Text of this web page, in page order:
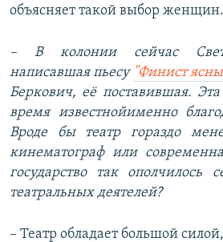
объясняет такой выбор женщин.
– В колонии сейчас
написавшая пьесу "Финист
Беркович, её поставившая. Эта
время известнойименно
Вроде бы театр гораздо
кинематограф или
государство так ополчилось
театральных деятелей?
– Театр обладает большой